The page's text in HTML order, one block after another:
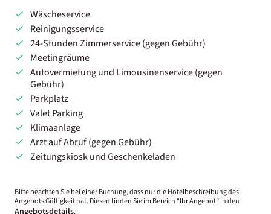
Wäscheservice
Reinigungsservice
24-Stunden Zimmerservice (gegen Gebühr)
Meetingräume
Autovermietung und Limousinenservice (gegen
Gebühr)
Parkplatz
Valet Parking
Klimaanlage
Arzt auf Abruf (gegen Gebühr)
Zeitungskiosk und Geschenkeladen
Bitte beachten Sie bei einer Buchung, dass nur die Hotelbeschreibung des
Angebots Gültigkeit hat. Diesen finden Sie im Bereich “Ihr Angebot” in den
Angebotsdetails.